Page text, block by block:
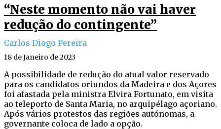
“Neste momento não vai haver
redução do contingente”
Carlos Diogo Pereira
18 de Janeiro de 2023
A possibilidade de redução do atual valor reservado
para os candidatos oriundos da Madeira e dos Açores
foi afastada pela ministra Elvira Fortunato, em visita
ao teleporto de Santa Maria, no arquipélago açoriano.
Após vários protestos das regiões autónomas, a
governante coloca de lado a opção.